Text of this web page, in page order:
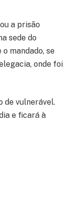
a prisão
sede do
mandado, se
onde foi
de vulnerável.
e ficará à